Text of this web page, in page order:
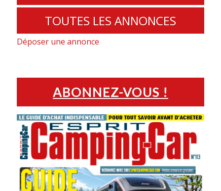
TOUTES LES ANNONCES
Déposer une annonce
ABONNEZ-VOUS !